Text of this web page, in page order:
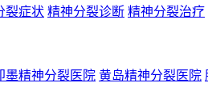
裂症状 精神分裂诊断 精神分裂治疗
墨精神分裂医院 黄岛精神分裂医院